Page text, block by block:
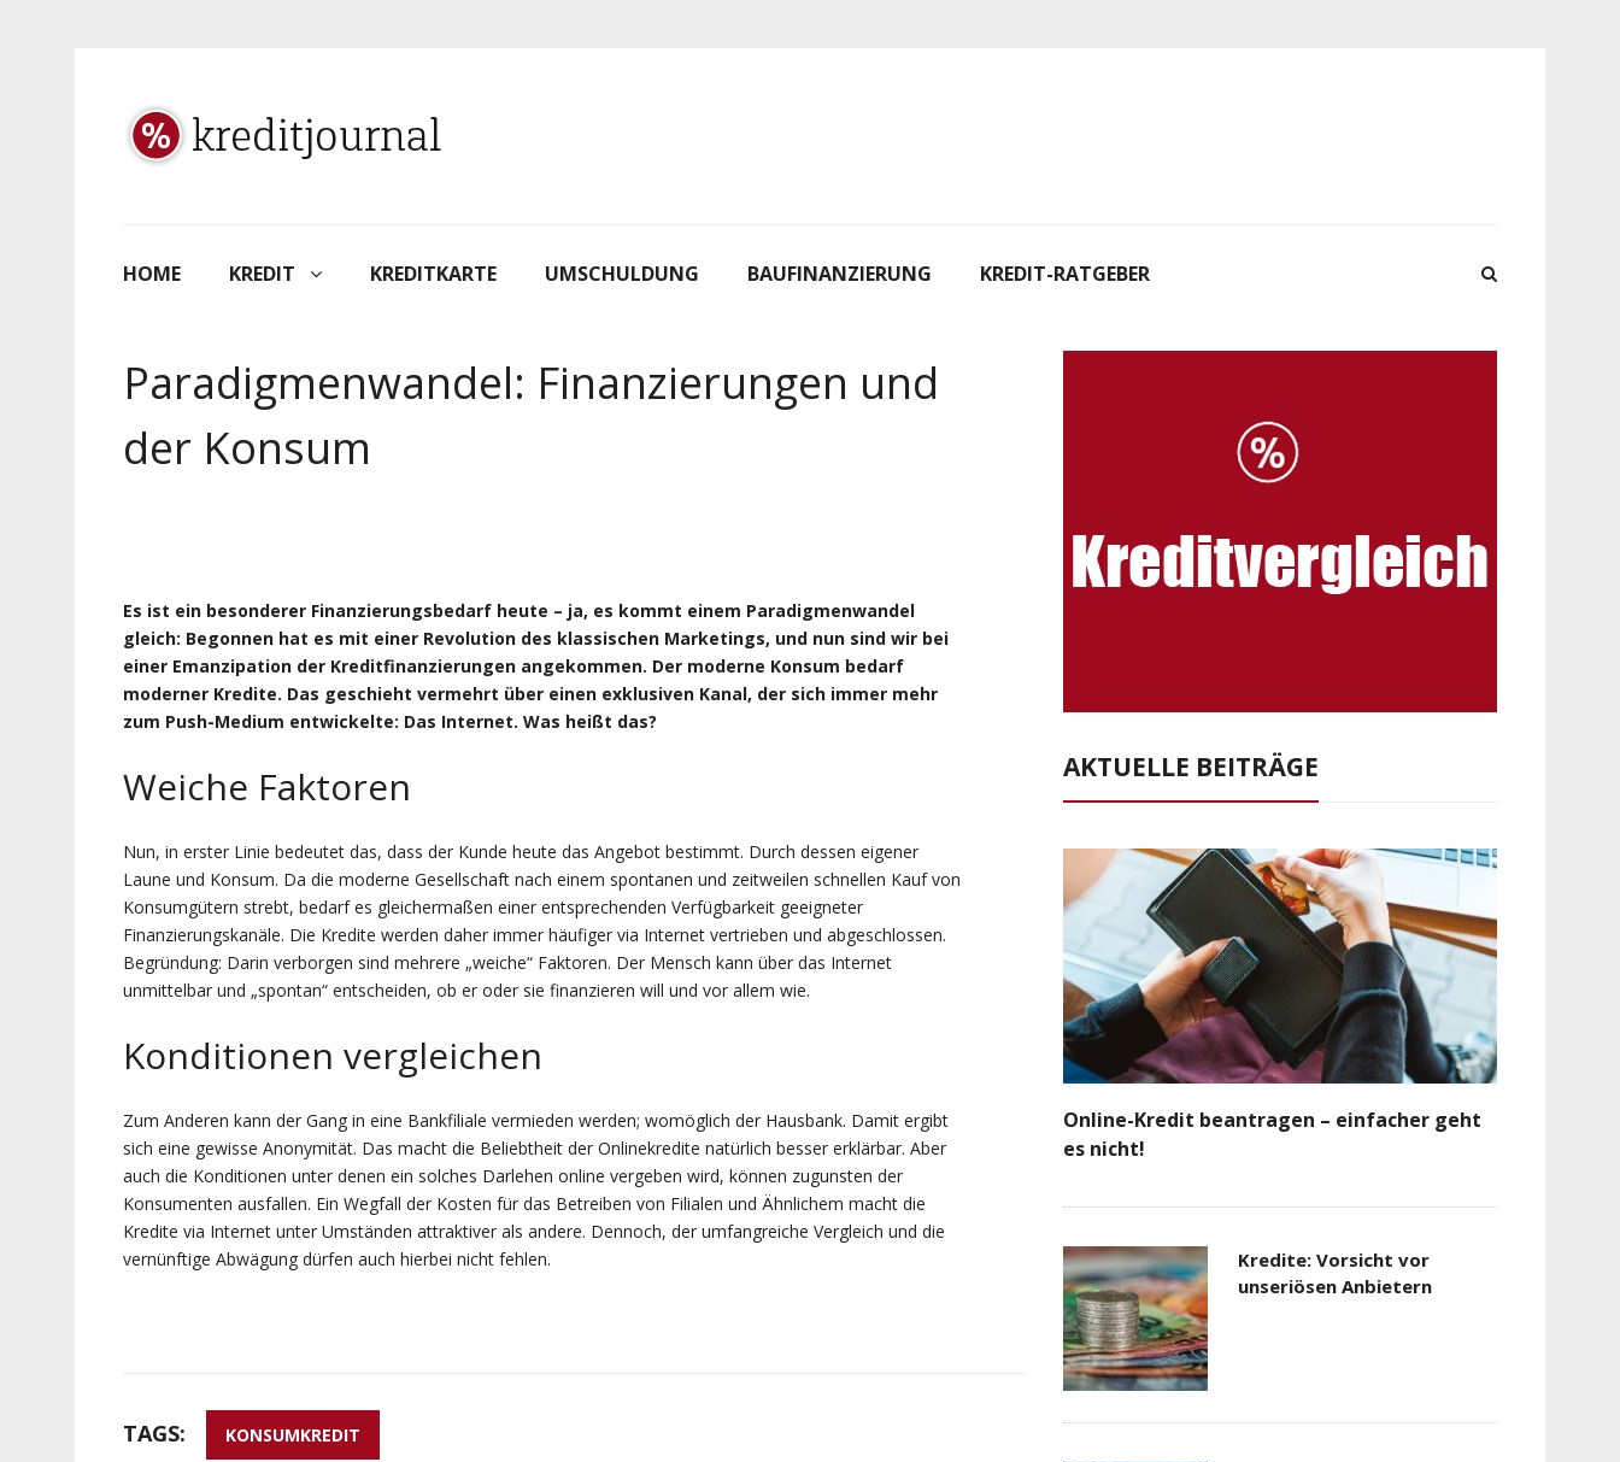
HOME KREDIT KREDITKARTE UMSCHULDUNG BAUFINANZIERUNG KREDIT-RATGEBER
Paradigmenwandel: Finanzierungen und
der Konsum
Es ist ein besonderer Finanzierungsbedarf heute – ja, es kommt einem Paradigmenwandel
gleich: Begonnen hat es mit einer Revolution des klassischen Marketings, und nun sind wir bei
einer Emanzipation der Kreditfinanzierungen angekommen. Der moderne Konsum bedarf
moderner Kredite. Das geschieht vermehrt über einen exklusiven Kanal, der sich immer mehr
zum Push-Medium entwickelte: Das Internet. Was heißt das?
Weiche Faktoren
Nun, in erster Linie bedeutet das, dass der Kunde heute das Angebot bestimmt. Durch dessen eigener
Laune und Konsum. Da die moderne Gesellschaft nach einem spontanen und zeitweilen schnellen Kauf von
Konsumgütern strebt, bedarf es gleichermaßen einer entsprechenden Verfügbarkeit geeigneter
Finanzierungskanäle. Die Kredite werden daher immer häufiger via Internet vertrieben und abgeschlossen.
Begründung: Darin verborgen sind mehrere „weiche“ Faktoren. Der Mensch kann über das Internet
unmittelbar und „spontan“ entscheiden, ob er oder sie finanzieren will und vor allem wie.
Konditionen vergleichen
Zum Anderen kann der Gang in eine Bankfiliale vermieden werden; womöglich der Hausbank. Damit ergibt
sich eine gewisse Anonymität. Das macht die Beliebtheit der Onlinekredite natürlich besser erklärbar. Aber
auch die Konditionen unter denen ein solches Darlehen online vergeben wird, können zugunsten der
Konsumenten ausfallen. Ein Wegfall der Kosten für das Betreiben von Filialen und Ähnlichem macht die
Kredite via Internet unter Umständen attraktiver als andere. Dennoch, der umfangreiche Vergleich und die
vernünftige Abwägung dürfen auch hierbei nicht fehlen.
TAGS: KONSUMKREDIT
AKTUELLE BEITRÄGE
Online-Kredit beantragen – einfacher geht
es nicht!
Kredite: Vorsicht vor
unseriösen Anbietern